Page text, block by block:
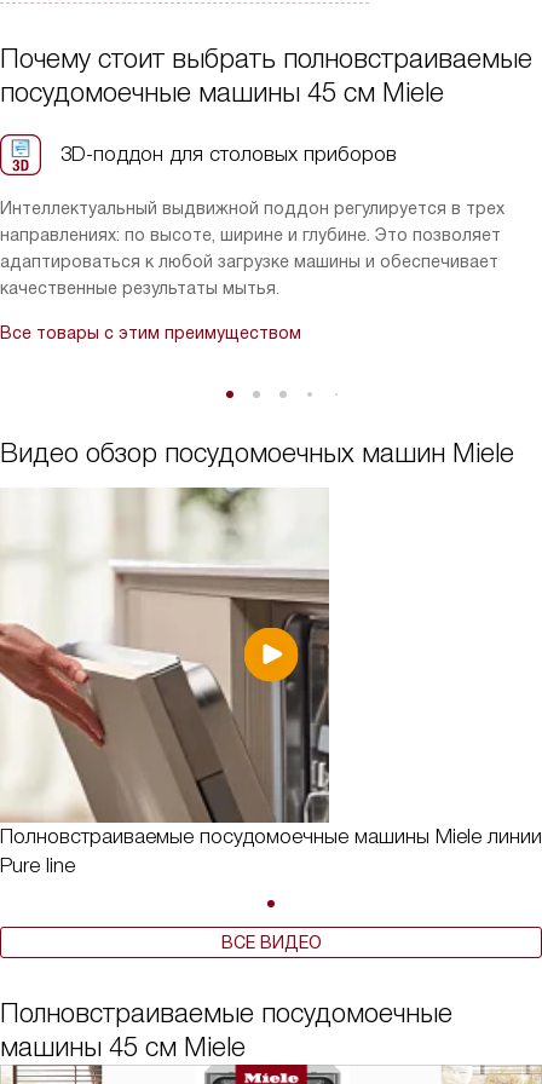
стабильность — машина действительно экономит время и
Почему стоит выбрать полновстраиваемые
посудомоечные машины 45 см Miele
3D-поддон для столовых приборов
Интеллектуальный выдвижной поддон регулируется в трех
направлениях: по высоте, ширине и глубине. Это позволяет
адаптироваться к любой загрузке машины и обеспечивает
качественные результаты мытья.
Все товары с этим преимуществом
Видео обзор посудомоечных машин Miele
Полновстраиваемые посудомоечные машины Miele линии
Pure line
ВСЕ ВИДЕО
Полновстраиваемые посудомоечные
машины 45 см Miele